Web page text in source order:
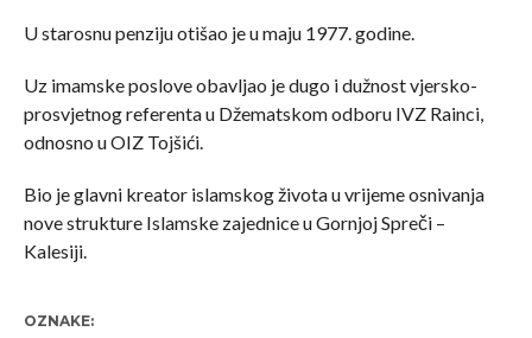
U starosnu penziju otišao je u maju 1977. godine.
Uz imamske poslove obavljao je dugo i dužnost vjersko-
prosvjetnog referenta u Džematskom odboru IVZ Rainci,
odnosno u OIZ Tojšići.
Bio je glavni kreator islamskog života u vrijeme osnivanja
nove strukture Islamske zajednice u Gornjoj Spreči –
Kalesiji.
OZNAKE: